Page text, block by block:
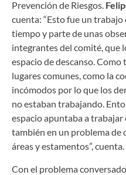
Prevención de Riesgos.
cuenta: “Esto fue un
tiempo y parte de unas
integrantes del comité, que
espacio de descanso.
lugares comunes, como la
incómodos por lo que los
no estaban trabajando.
espacio apuntaba a trabajar
también en un problema
áreas y estamentos”, cuenta.
Con el problema